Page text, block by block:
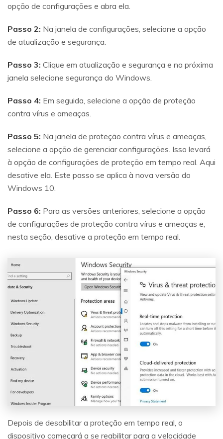
opção de configurações e abra ela.
Passo 2: Na janela de configurações, selecione a opção
de atualização e segurança.
Passo 3: Clique em atualização e segurança e na próxima
janela selecione segurança do Windows.
Passo 4: Em seguida, selecione a opção de proteção
contra vírus e ameaças.
Passo 5: Na janela de proteção contra vírus e ameaças,
selecione a opção de gerenciar configurações. Isso levará
à opção de configurações de proteção em tempo real. Aqui
desative ela. Este passo se aplica à nova versão do
Windows 10.
Passo 6: Para as versões anteriores, selecione a opção
de configurações de proteção contra vírus e ameaças e,
nesta seção, desative a proteção em tempo real.
Depois de desabilitar a proteção em tempo real, o
dispositivo começará a se reabilitar para a velocidade